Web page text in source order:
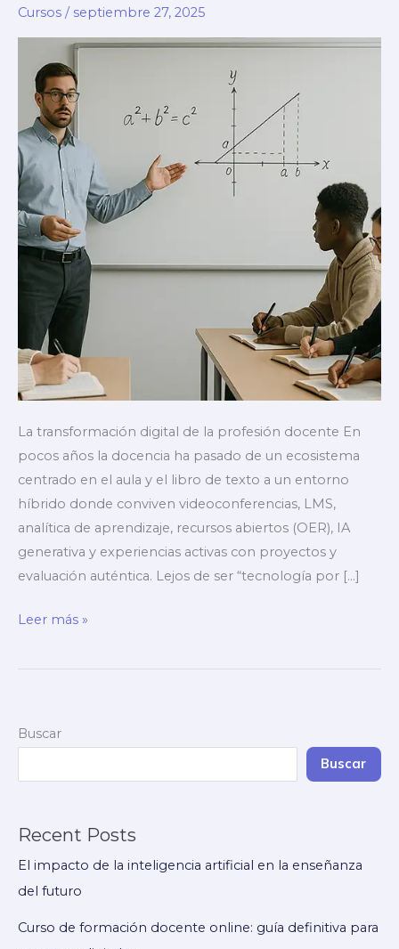
Cursos / septiembre 27, 2025
La transformación digital de la profesión docente En
pocos años la docencia ha pasado de un ecosistema
centrado en el aula y el libro de texto a un entorno
híbrido donde conviven videoconferencias, LMS,
analítica de aprendizaje, recursos abiertos (OER), IA
generativa y experiencias activas con proyectos y
evaluación auténtica. Lejos de ser “tecnología por […]
Curso
formación
guía
para
digitales
Leer más »
Buscar
Buscar
Recent Posts
El impacto de la inteligencia artificial en la enseñanza
del futuro
Curso de formación docente online: guía definitiva para